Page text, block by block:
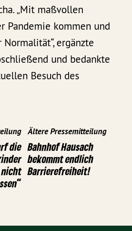
„Mit maßvollen
Pandemie kommen und
ergänzte
und bedankte
Besuch des
die
nicht
Ältere Pressemitteilung
Bahnhof Hausach
bekommt endlich
Barrierefreiheit!